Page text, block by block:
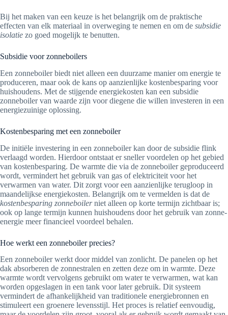
Bij het maken van een keuze is het belangrijk om de praktische
effecten van elk materiaal in overweging te nemen en om de subsidie
isolatie zo goed mogelijk te benutten.
Subsidie voor zonneboilers
Een zonneboiler biedt niet alleen een duurzame manier om energie te
produceren, maar ook de kans op aanzienlijke kostenbesparing voor
huishoudens. Met de stijgende energiekosten kan een subsidie
zonneboiler van waarde zijn voor diegene die willen investeren in een
energiezuinige oplossing.
Kostenbesparing met een zonneboiler
De initiële investering in een zonneboiler kan door de subsidie flink
verlaagd worden. Hierdoor ontstaat er sneller voordelen op het gebied
van kostenbesparing. De warmte die via de zonneboiler geproduceerd
wordt, vermindert het gebruik van gas of elektriciteit voor het
verwarmen van water. Dit zorgt voor een aanzienlijke terugloop in
maandelijkse energiekosten. Belangrijk om te vermelden is dat de
kostenbesparing zonneboilerniet alleen op korte termijn zichtbaar is;
ook op lange termijn kunnen huishoudens door het gebruik van zonne-
energie meer financieel voordeel behalen.
Hoe werkt een zonneboiler precies?
Een zonneboiler werkt door middel van zonlicht. De panelen op het
dak absorberen de zonnestralen en zetten deze om in warmte. Deze
warmte wordt vervolgens gebruikt om water te verwarmen, wat kan
worden opgeslagen in een tank voor later gebruik. Dit systeem
vermindert de afhankelijkheid van traditionele energiebronnen en
stimuleert een groenere levensstijl. Het proces is relatief eenvoudig,